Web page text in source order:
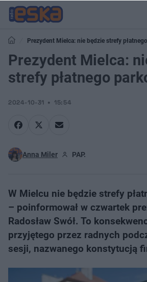
Prezydent Mielca: nie będzie strefy
Prezydent Mielca:
strefy płatnego
2024-10-31 15:54
Anna Miler PAP.
W Mielcu nie będzie strefy
– poinformował w czwartek
Radosław Swół. To
przyjętego przez radnych
sesji, nazwanego konstytucją